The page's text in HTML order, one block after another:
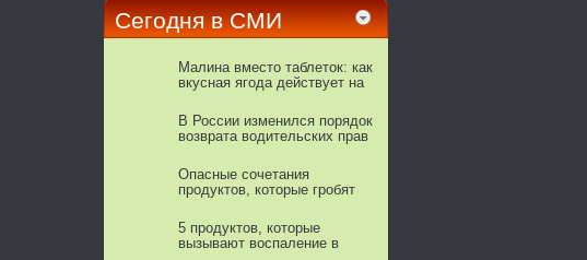
Сегодня в СМИ
Малина вместо таблеток: как
вкусная ягода действует на
В России изменился порядок
возврата водительских прав
Опасные сочетания
продуктов, которые гробят
5 продуктов, которые
вызывают воспаление в